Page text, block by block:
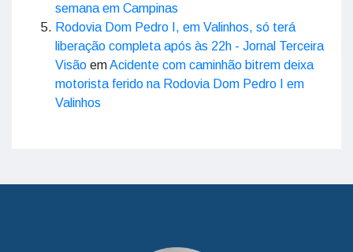
semana em Campinas
Rodovia Dom Pedro I, em Valinhos, só terá
liberação completa após às 22h - Jornal Terceira
Visão emAcidente com caminhão bitrem deixa
motorista ferido na Rodovia Dom Pedro I em
Valinhos